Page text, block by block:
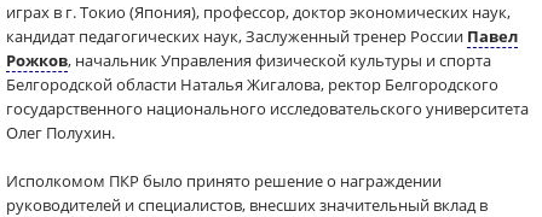
играх в г. Токио (Япония), профессор, доктор экономических наук,
кандидат педагогических наук, Заслуженный тренер России Павел
Рожков, начальник Управления физической культуры и спорта
Белгородской области Наталья Жигалова, ректор Белгородского
государственного национального исследовательского университета
Олег Полухин.
Исполкомом ПКР было принято решение о награждении
руководителей и специалистов, внесших значительный вклад в